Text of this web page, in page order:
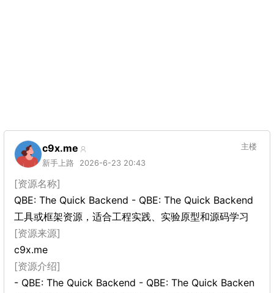
c9x.me
新手上路 2026-6-23 20:43
主楼
[资源名称]
QBE: The Quick Backend - QBE: The Quick Backend
工具或框架资源，适合工程实践、实验原型和源码学习
[资源来源]
c9x.me
[资源介绍]
- QBE: The Quick Backend - QBE: The Quick Backen